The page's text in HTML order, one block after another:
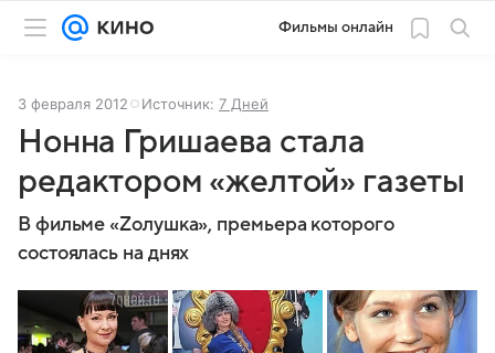
Фильмы онлайн
3 февраля 2012 Источник: 7 Дней
Нонна Гришаева стала
редактором «желтой» газеты
В фильме «Zолушка», премьера которого
состоялась на днях